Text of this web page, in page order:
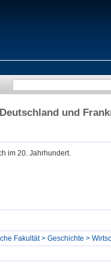
und
im 20. Jahrhundert.
Fakultät > Geschichte >